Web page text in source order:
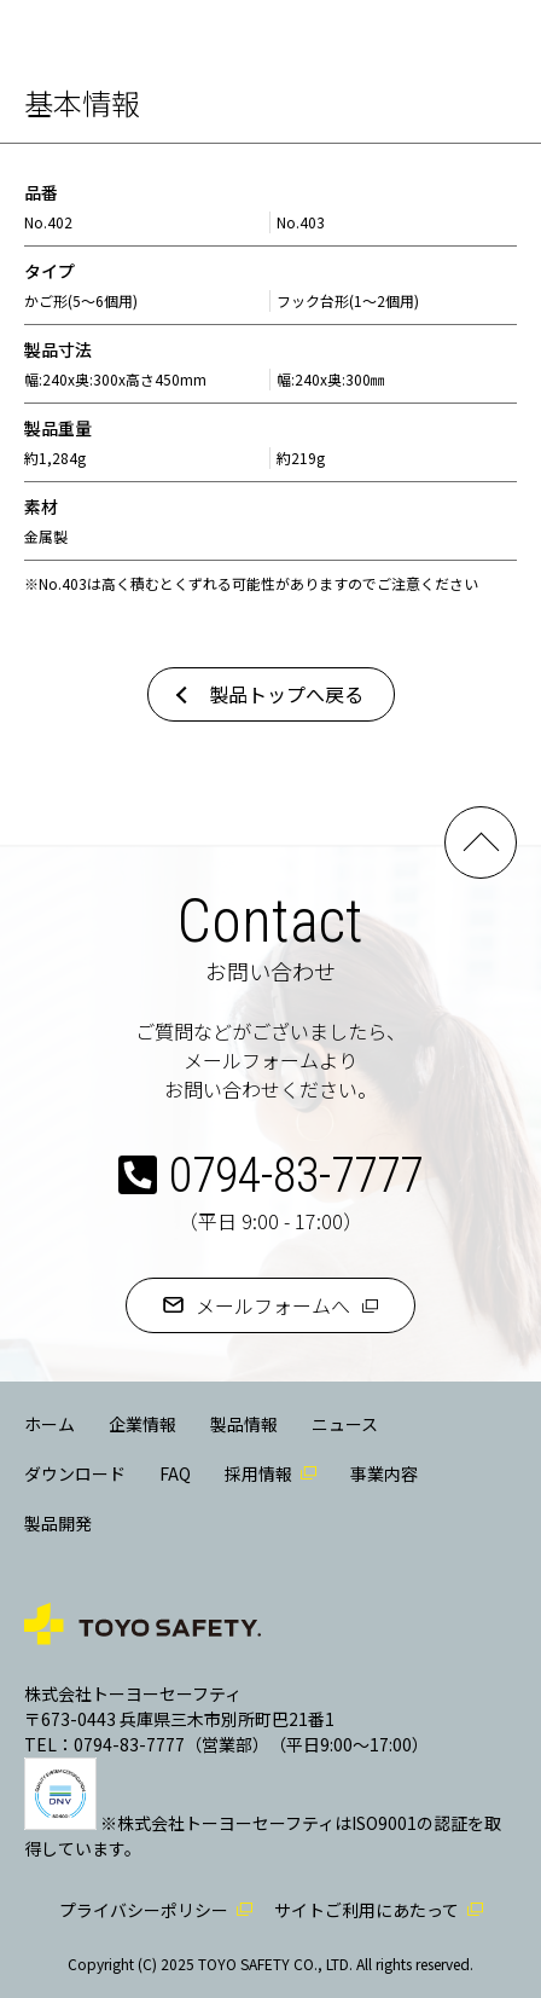
基本情報
品番
No.402 No.403
タイプ
かご形(5～6個用) フック台形(1～2個用)
製品寸法
幅:240x奥:300x高さ450mm 幅:240x奥:300㎜
製品重量
約1,284g 約219g
素材
金属製
※No.403は高く積むとくずれる可能性がありますのでご注意ください
製品トップへ戻る
Contact
お問い合わせ
ご質問などがございましたら、
メールフォームより
お問い合わせください。
0794-83-7777
（平日 9:00 - 17:00）
メールフォームへ
ホーム 企業情報 製品情報 ニュース
ダウンロード FAQ 採用情報 事業内容
製品開発
株式会社トーヨーセーフティ
〒673-0443 兵庫県三木市別所町巴21番1
TEL：0794-83-7777（営業部）（平日9:00～17:00）
※株式会社トーヨーセーフティはISO9001の認証を取
得しています。
プライバシーポリシー サイトご利用にあたって
Copyright (C) 2025 TOYO SAFETY CO., LTD. All rights reserved.